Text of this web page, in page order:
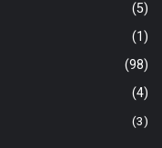
(5)
(1)
(98)
(4)
(3)